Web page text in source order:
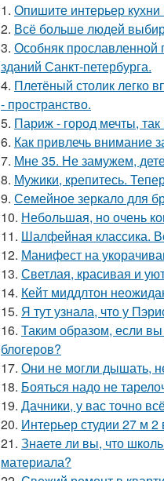
1. Опишите интерьер кухни
2. Всё больше людей
3. Особняк прославленной
зданий Санкт-петербурга.
4. Плетёный столик легко
- пространство.
5. Париж - город мечты,
6. Как привлечь внимание
7. Мне 35. Не замужем,
8. Мужики, крепитесь.
9. Семейное зеркало для
10. Небольшая, но очень
11. Шалфейная классика.
12. Манифест на
13. Светлая, красивая и
14. Кейт миддлтон
15. Я тут узнала, что у
16. Таким образом, если
блогеров?
17. Они не могли дышать,
18. Бояться надо не
19. Дачники, у вас точно
20. Интерьер студии 27 м
21. Знаете ли вы, что
материала?